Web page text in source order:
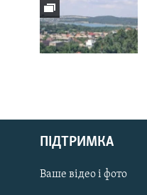
Русский
Qırımtatar
ДОЛУЧАЙСЯ!
ПІДТРИМКА
Ваше відео і фото